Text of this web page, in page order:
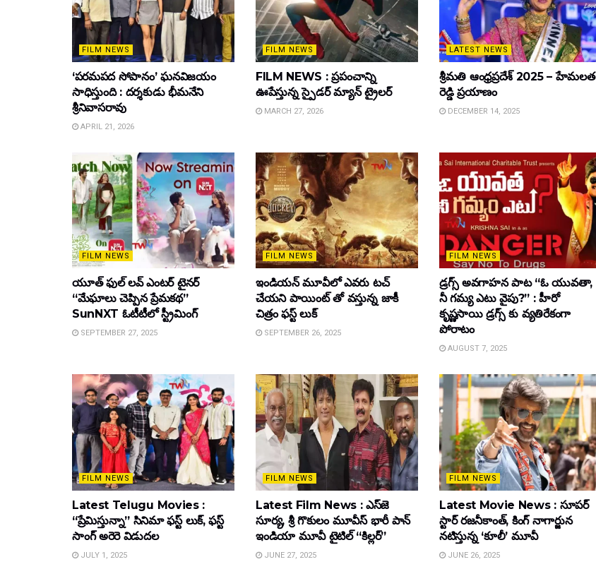
FILM NEWS
‘పరమపద సోపానం’ ఘనవిజయం
సాధిస్తుంది : దర్శకుడు భీమనేని
శ్రీనివాసరావు
APRIL 21, 2026
FILM NEWS
FILM NEWS : ప్రపంచాన్ని
ఊపేస్తున్న స్పైడర్ మ్యాన్ ట్రైలర్
MARCH 27, 2026
LATEST NEWS
శ్రీమతి ఆంధ్రప్రదేశ్ 2025 – హేమలత
రెడ్డి ప్రయాణం
DECEMBER 14, 2025
FILM NEWS
యూత్ ఫుల్ లవ్ ఎంటర్ టైనర్
“మేఘాలు చెప్పిన ప్రేమకథ”
SunNXT ఓటీటీలో స్ట్రీమింగ్
SEPTEMBER 27, 2025
FILM NEWS
ఇండియన్ మూవీలో ఎవరు టచ్
చేయని పాయింట్ తో వస్తున్న జాకీ
చిత్రం ఫస్ట్ లుక్
SEPTEMBER 26, 2025
FILM NEWS
డ్రగ్స్ అవగాహన పాట “ఓ యువతా,
నీ గమ్య ఎటు వైపు?” : హీరో
కృష్ణసాయి డ్రగ్స్ కు వ్యతిరేకంగా
పోరాటం
AUGUST 7, 2025
FILM NEWS
Latest Telugu Movies :
“ప్రేమిస్తున్నా” సినిమా ఫస్ట్ లుక్, ఫస్ట్
సాంగ్ అరెరె విడుదల
JULY 1, 2025
FILM NEWS
Latest Film News : ఎస్‌జె
సూర్య, శ్రీ గొకులం మూవీస్‌ భారీ పాన్‌
ఇండియా మూవీ టైటిల్ “కిల్లర్”
JUNE 27, 2025
FILM NEWS
Latest Movie News : సూపర్
స్టార్ రజనీకాంత్, కింగ్ నాగార్జున
నటిస్తున్న ‘కూలీ’ మూవీ
JUNE 26, 2025